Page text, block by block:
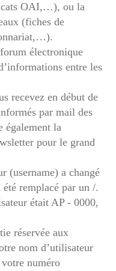
OAI,…), ou la
(fiches de
électronique
entre les
recevez en début de
par mail des
également la
pour le grand
(username) a changé
remplacé par un /.
était AP - 0000,
réservée aux
nom d’utilisateur
numéro